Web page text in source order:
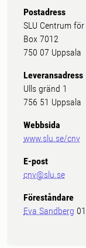
Postadress
SLU Centrum
Box 7012
750 07 Uppsala
Leveransadress
Ulls gränd 1
756 51 Uppsala
Webbsida
www.slu.se/cnv
E-post
cnv@slu.se
Föreståndare
Eva Sandberg